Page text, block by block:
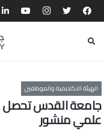
الهيئة الاكاديمية والموظفين
جامعة القدس تحصل
علمي منشور